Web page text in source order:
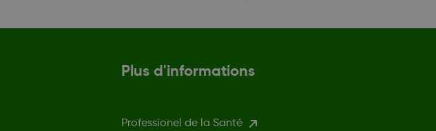
Plus d'informations
Professionel de la Santé